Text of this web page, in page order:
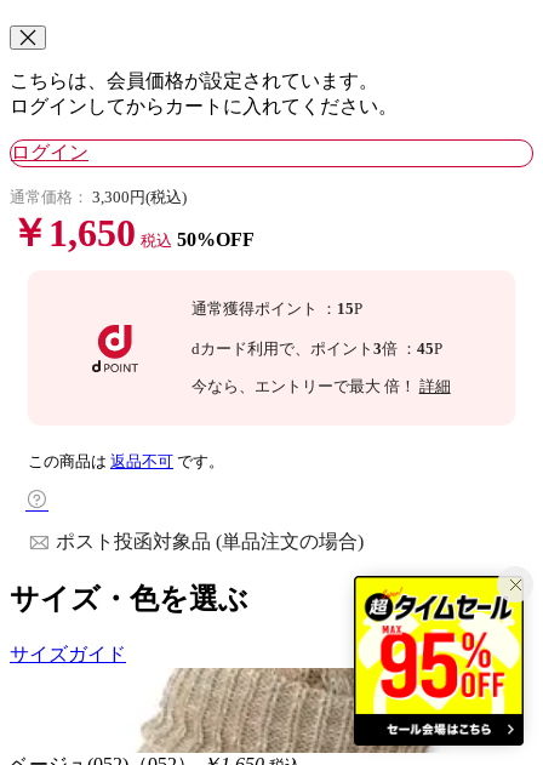
こちらは、会員価格が設定されています。
ログインしてからカートに入れてください。
ログイン
通常価格： 3,300円(税込)
￥1,650 税込 50%OFF
通常獲得ポイント ： 15P
dカード利用で、 ポイント 3倍 ： 45P
今なら 、エントリーで最大 倍！ 詳細
この商品は 返品不可 です。
ポスト投函対象品 (単品注文の場合)
サイズ・色を選ぶ
サイズガイド